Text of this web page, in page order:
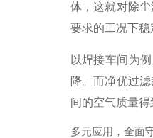
体，这就对除
要求的工况下
以焊接车间为
降。而净优过
间的空气质量
多元应用，全面